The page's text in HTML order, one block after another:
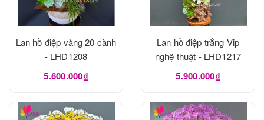
Lan hồ điệp vàng 20 cành
- LHD1208
5.600.000₫
Lan hồ điệp trắng Vip
nghệ thuật - LHD1217
5.900.000₫